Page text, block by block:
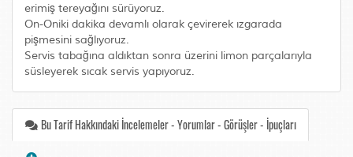
erimiş tereyağını sürüyoruz.
On-Oniki dakika devamlı olarak çevirerek ızgarada
pişmesini sağlıyoruz.
Servis tabağına aldıktan sonra üzerini limon parçalarıyla
süsleyerek sıcak servis yapıyoruz.
Bu Tarif Hakkındaki İncelemeler - Yorumlar - Görüşler - İpuçları